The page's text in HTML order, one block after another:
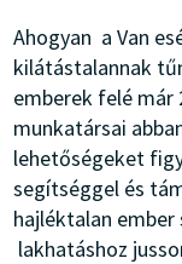
Ahogyan a Van
kilátástalannak
emberek felé már
munkatársai
lehetőségeket
segítséggel és
hajléktalan
lakhatáshoz